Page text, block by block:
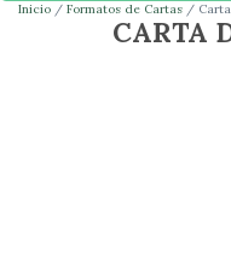
Inicio Formatos de Cartas
CARTA